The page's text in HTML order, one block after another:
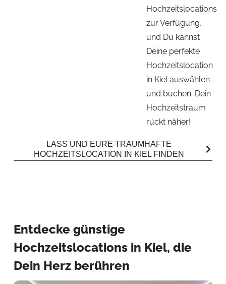
Hochzeitslocations
zur Verfügung,
und Du kannst
Deine perfekte
Hochzeitslocation
in Kiel auswählen
und buchen. Dein
Hochzeitstraum
rückt näher!
LASS UND EURE TRAUMHAFTE
HOCHZEITSLOCATION IN KIEL FINDEN
Entdecke günstige
Hochzeitslocations in Kiel, die
Dein Herz berühren